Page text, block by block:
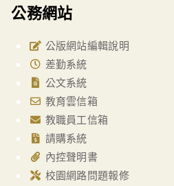
公務網站
公版網站編輯說明
差勤系統
公文系統
教育雲信箱
教職員工信箱
請購系統
內控聲明書
校園網路問題報修